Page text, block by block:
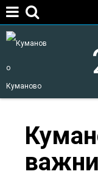
Куманово